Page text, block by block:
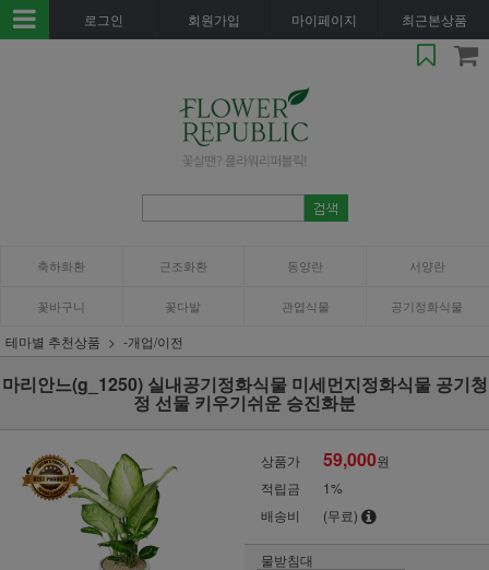
로그인 회원가입 마이페이지 최근본상품
축하화환 근조화환 동양란 서양란
꽃바구니 꽃다발 관엽식물 공기정화식물
테마별 추천상품 -개업/이전
마리안느(g_1250) 실내공기정화식물 미세먼지정화식물 공기청
정 선물 키우기쉬운 승진화분
상품가 59,000원
적립금
1%
배송비
(무료)
물받침대